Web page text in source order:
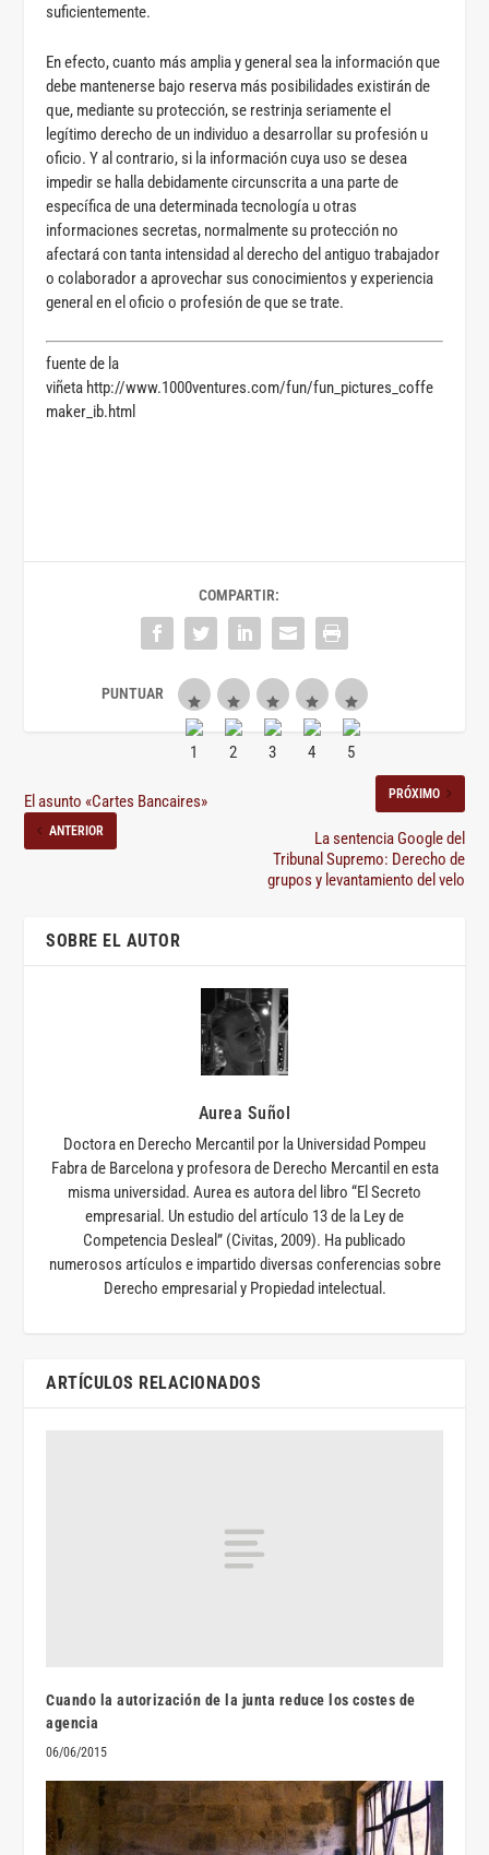
suficientemente.
En efecto, cuanto más amplia y general sea la información que
debe mantenerse bajo reserva más posibilidades existirán de
que, mediante su protección, se restrinja seriamente el
legítimo derecho de un individuo a desarrollar su profesión u
oficio. Y al contrario, si la información cuya uso se desea
impedir se halla debidamente circunscrita a una parte de
específica de una determinada tecnología u otras
informaciones secretas, normalmente su protección no
afectará con tanta intensidad al derecho del antiguo trabajador
o colaborador a aprovechar sus conocimientos y experiencia
general en el oficio o profesión de que se trate.
fuente de la
viñeta http://www.1000ventures.com/fun/fun_pictures_coffe
maker_ib.html
COMPARTIR:
El asunto «Cartes Bancaires»
ANTERIOR
PRÓXIMO
La sentencia Google del
Tribunal Supremo: Derecho de
grupos y levantamiento del velo
SOBRE EL AUTOR
Aurea Suñol
Doctora en Derecho Mercantil por la Universidad Pompeu
Fabra de Barcelona y profesora de Derecho Mercantil en esta
misma universidad. Aurea es autora del libro “El Secreto
empresarial. Un estudio del artículo 13 de la Ley de
Competencia Desleal” (Civitas, 2009). Ha publicado
numerosos artículos e impartido diversas conferencias sobre
Derecho empresarial y Propiedad intelectual.
ARTÍCULOS RELACIONADOS
Cuando la autorización de la junta reduce los costes de
agencia
06/06/2015